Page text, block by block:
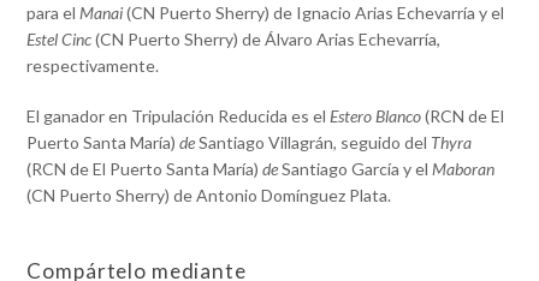
para el Manai(CN Puerto Sherry) de Ignacio Arias Echevarría y el
Estel Cinc(CN Puerto Sherry) de Álvaro Arias Echevarría,
respectivamente.
El ganador en Tripulación Reducida es el Estero Blanco(RCN de El
Puerto Santa María)deSantiago Villagrán, seguido del Thyra
(RCN de El Puerto Santa María)deSantiago García y el Maboran
(CN Puerto Sherry) de Antonio Domínguez Plata.
Compártelo mediante